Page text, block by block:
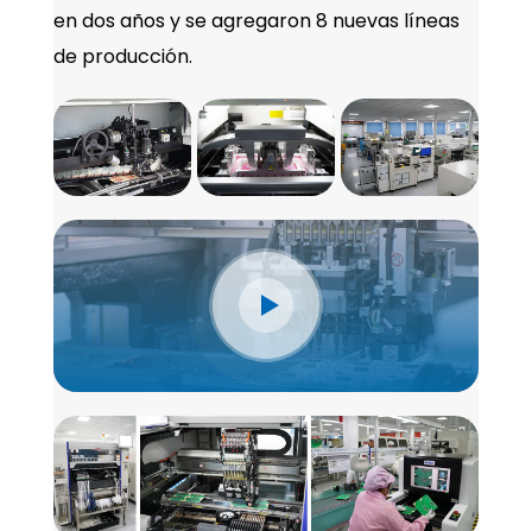
en dos años y se agregaron 8 nuevas líneas
de producción.